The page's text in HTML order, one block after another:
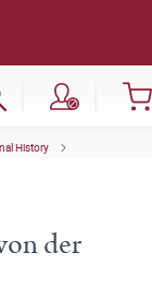
History
der